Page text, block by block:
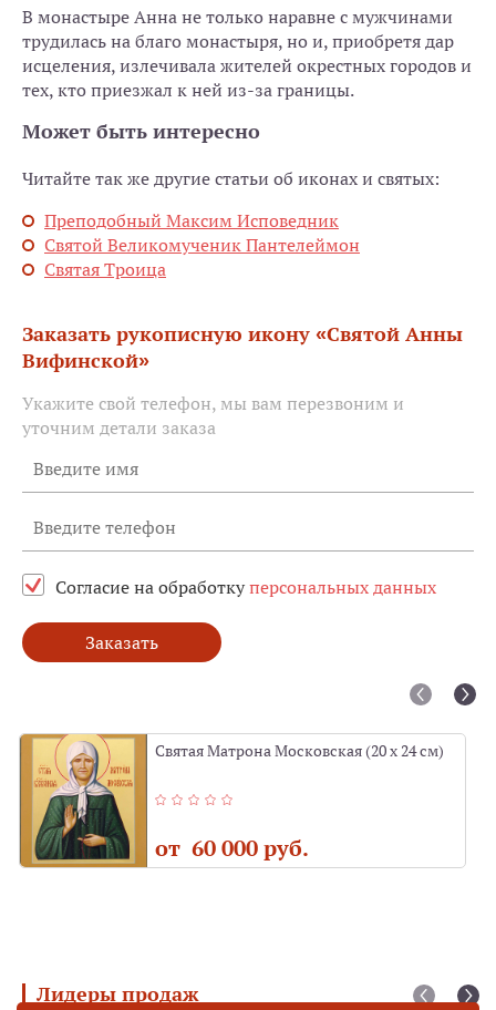
В монастыре Анна не только наравне с мужчинами
трудилась на благо монастыря, но и, приобретя дар
исцеления, излечивала жителей окрестных городов и
тех, кто приезжал к ней из-за границы.
Может быть интересно
Читайте так же другие статьи об иконах и святых:
Преподобный Максим Исповедник
Святой Великомученик Пантелеймон
Святая Троица
Заказать рукописную икону «Святой Анны
Вифинской»
Укажите свой телефон, мы вам перезвоним и
уточним детали заказа
Согласие на обработкуперсональных данных
Заказать
Святая Матрона Московская (20 х 24 см)
от 60 000 руб.
Лидеры продаж